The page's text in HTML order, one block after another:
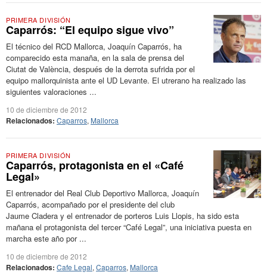
PRIMERA DIVISIÓN
Caparrós: “El equipo sigue vivo”
El técnico del RCD Mallorca, Joaquín Caparrós, ha
comparecido esta manaña, en la sala de prensa del
Ciutat de València, después de la derrota sufrida por el
equipo mallorquinista ante el UD Levante. El utrerano ha realizado las
siguientes valoraciones ...
10 de diciembre de 2012
Relacionados: Caparros, Mallorca
PRIMERA DIVISIÓN
Caparrós, protagonista en el «Café
Legal»
El entrenador del Real Club Deportivo Mallorca, Joaquín
Caparrós, acompañado por el presidente del club
Jaume Cladera y el entrenador de porteros Luis Llopis, ha sido esta
mañana el protagonista del tercer “Café Legal”, una iniciativa puesta en
marcha este año por ...
10 de diciembre de 2012
Relacionados: Cafe Legal, Caparros, Mallorca